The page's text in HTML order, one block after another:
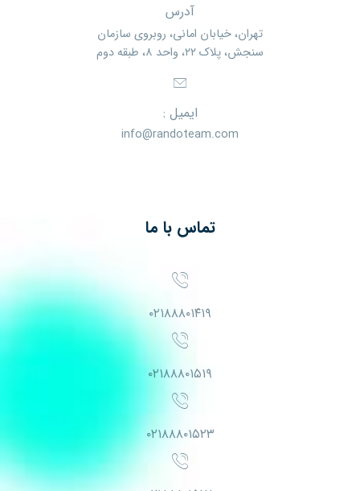
آدرس
تهران، خیابان امانی، روبروی سازمان
سنجش، پلاک ۲۲، واحد ۸، طبقه دوم
ایمیل :
info@randoteam.com
تماس با ما
۰۲۱۸۸۸۰۱۴۱۹
۰۲۱۸۸۸۰۱۵۱۹
۰۲۱۸۸۸۰۱۵۲۳